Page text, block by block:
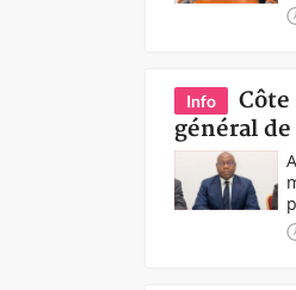
Info
général